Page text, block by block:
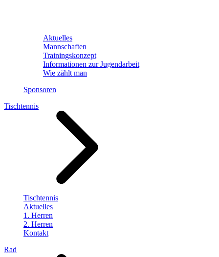
Aktuelles
Mannschaften
Trainingskonzept
Informationen zur Jugendarbeit
Wie zählt man
Sponsoren
Tischtennis
Tischtennis
Aktuelles
1. Herren
2. Herren
Kontakt
Rad